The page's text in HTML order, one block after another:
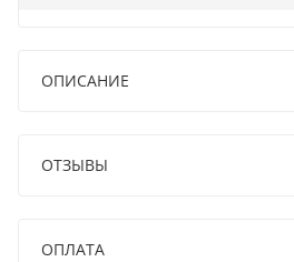
ОПИСАНИЕ
ОТЗЫВЫ
ОПЛАТА